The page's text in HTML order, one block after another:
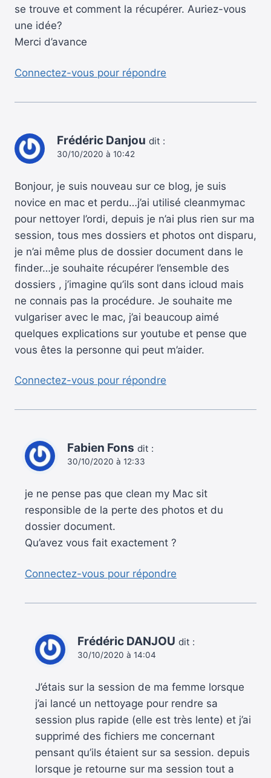
se trouve et comment la récupérer. Auriez-vous
une idée?
Merci d’avance
Connectez-vous pour répondre
Frédéric Danjou dit :
30/10/2020 à 10:42
Bonjour, je suis nouveau sur ce blog, je suis
novice en mac et perdu…j’ai utilisé cleanmymac
pour nettoyer l’ordi, depuis je n’ai plus rien sur ma
session, tous mes dossiers et photos ont disparu,
je n’ai même plus de dossier document dans le
finder…je souhaite récupérer l’ensemble des
dossiers , j’imagine qu’ils sont dans icloud mais
ne connais pas la procédure. Je souhaite me
vulgariser avec le mac, j’ai beaucoup aimé
quelques explications sur youtube et pense que
vous êtes la personne qui peut m’aider.
Connectez-vous pour répondre
Fabien Fons dit :
30/10/2020 à 12:33
je ne pense pas que clean my Mac sit
responsible de la perte des photos et du
dossier document.
Qu’avez vous fait exactement ?
Connectez-vous pour répondre
Frédéric DANJOU dit :
30/10/2020 à 14:04
J’étais sur la session de ma femme lorsque
j’ai lancé un nettoyage pour rendre sa
session plus rapide (elle est très lente) et j’ai
supprimé des fichiers me concernant
pensant qu’ils étaient sur sa session. depuis
lorsque je retourne sur ma session tout a